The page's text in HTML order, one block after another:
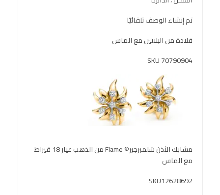
تم إنشاء الوصف تلقائيًا
قلادة من البلاتين مع الماس
SKU 70790904
مشابك الأذن شلمبرجير® Flame من الذهب عيار 18 قيراط
مع الماس
SKU12628692